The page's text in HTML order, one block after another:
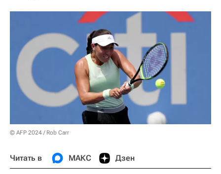
© AFP 2024 / Rob Carr
Читать в МАКС Дзен